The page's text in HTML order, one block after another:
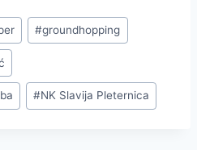
#groundhopping
#NK Slavija Pleternica